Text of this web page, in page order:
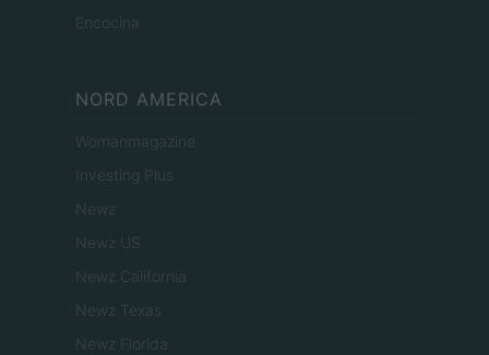
Encocina
NORD AMERICA
Womanmagazine
Investing Plus
Newz
Newz US
Newz California
Newz Texas
Newz Florida